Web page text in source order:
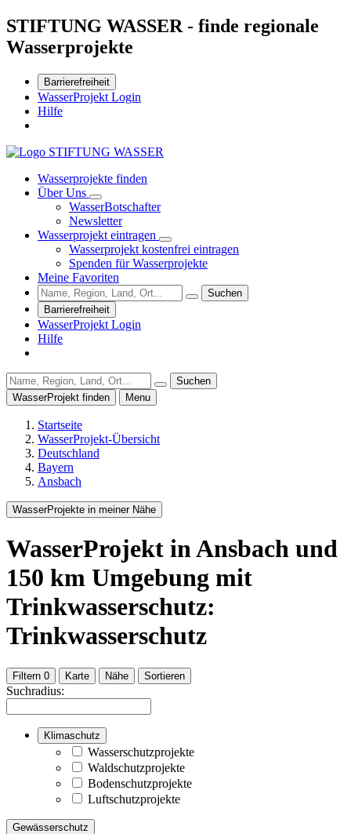
STIFTUNG WASSER - finde regionale
Wasserprojekte
Barrierefreiheit
WasserProjekt Login
Hilfe
Wasserprojekte finden
Über Uns
WasserBotschafter
Newsletter
Wasserprojekt eintragen
Wasserprojekt kostenfrei eintragen
Spenden für Wasserprojekte
Meine Favoriten
Suchen
Barrierefreiheit
WasserProjekt Login
Hilfe
Suchen
WasserProjekt finden
Menu
Startseite
WasserProjekt-Übersicht
Deutschland
Bayern
Ansbach
WasserProjekte in meiner Nähe
WasserProjekt in Ansbach und
150 km Umgebung mit
Trinkwasserschutz:
Trinkwasserschutz
Filtern 0 Karte Nähe Sortieren
Suchradius:
Klimaschutz
Wasserschutzprojekte
Waldschutzprojekte
Bodenschutzprojekte
Luftschutzprojekte
Gewässerschutz